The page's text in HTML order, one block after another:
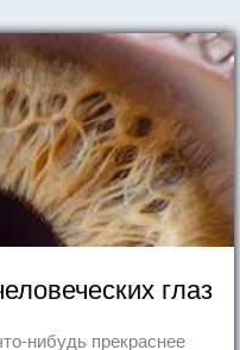
глаз
нибудь прекраснее